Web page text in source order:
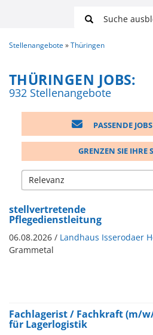
Suche
Stellenangebote Thüringen
THÜRINGEN JOBS:
932 Stellenangebote
PASSENDE
GRENZEN SIE IHRE
stellvertretende
Pflegedienstleitung
06.08.2026 / Landhaus Isserodaer
Grammetal
Fachlagerist / Fachkraft (m/
für Lagerlogistik